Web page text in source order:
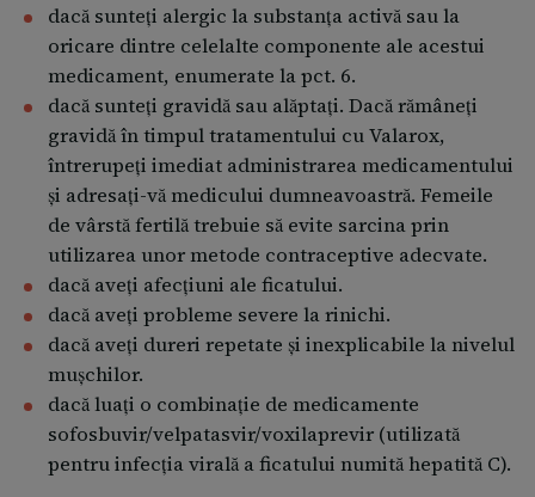
Teste periodice ale nivelului colesterolului Este
important să mergeţi la medicul dumneavoastră
pentru consult medical şi determinarea regulată a
colesterolului, pentru a vă asigura că aţi atins nivelul
dorit şi rămâne constant. Medicul dumneavoastră
poate decide să crească doza de medicament, pentru
ca dumneavoastră să luaţi exact doza de Valarox
necesară.
Dacă luaţi mai mult Valarox decât trebuie Contactaţi
imediat medicul dumneavoastră sau cel mai apropiat
spital pentru acordarea de îngrijiri medicale. Dacă
aveți amețeli severe și/sau leșin, întindeți-vă în pat.
Dacă vă internaţi într-un spital sau vi se recomandă un
tratament pentru altă afecţiune, spuneţi personalului
medical că luaţi Valarox.
dacă sunteţi alergic la substanţa activă sau la
oricare dintre celelalte componente ale acestui
medicament, enumerate la pct. 6.
dacă sunteți gravidă sau alăptați. Dacă rămâneți
gravidă în timpul tratamentului cu Valarox,
întrerupeți imediat administrarea medicamentului
și adresați-vă medicului dumneavoastră. Femeile
de vârstă fertilă trebuie să evite sarcina prin
utilizarea unor metode contraceptive adecvate.
dacă aveți afecțiuni ale ficatului.
dacă aveți probleme severe la rinichi.
dacă aveți dureri repetate și inexplicabile la nivelul
mușchilor.
dacă luați o combinație de medicamente
sofosbuvir/velpatasvir/voxilaprevir (utilizată
pentru infecția virală a ficatului numită hepatită C).